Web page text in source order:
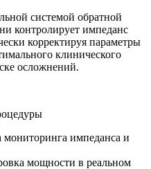
системой обратной
контролирует импеданс
корректируя параметры
клинического
осложнений.
мониторинга импеданса и
мощности в реальном